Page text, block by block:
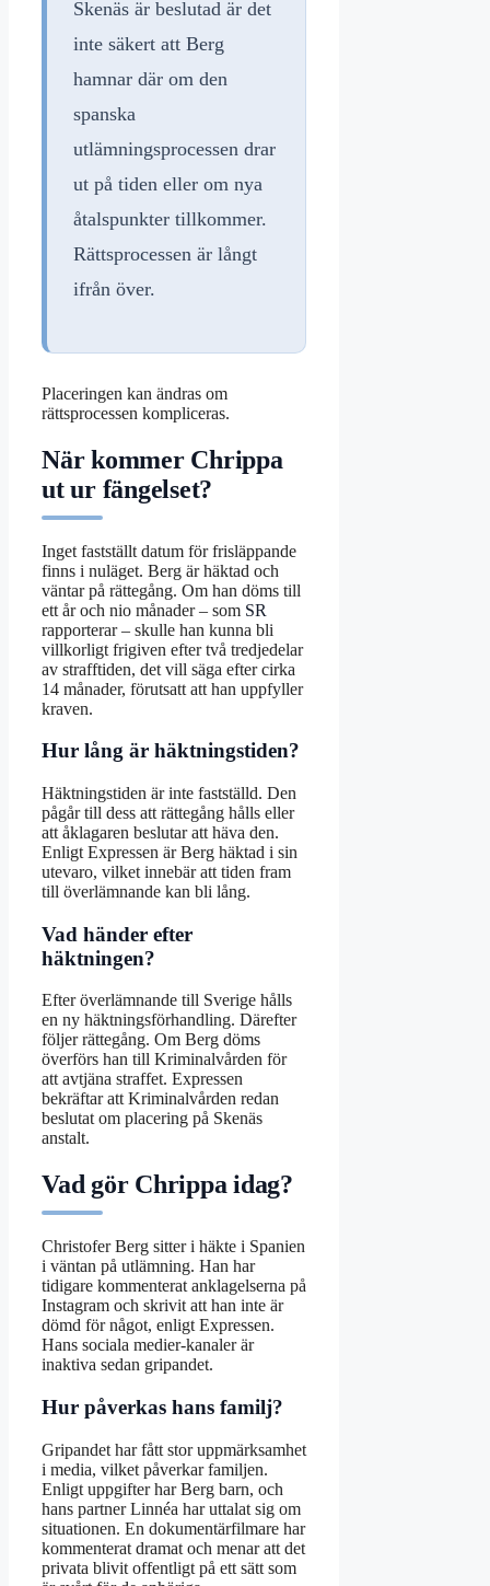
Skenäs är beslutad är det
inte säkert att Berg
hamnar där om den
spanska
utlämningsprocessen drar
ut på tiden eller om nya
åtalspunkter tillkommer.
Rättsprocessen är långt
ifrån över.
Placeringen kan ändras om
rättsprocessen kompliceras.
När kommer Chrippa
ut ur fängelset?
Inget fastställt datum för frisläppande
finns i nuläget. Berg är häktad och
väntar på rättegång. Om han döms till
ett år och nio månader – som SR
rapporterar – skulle han kunna bli
villkorligt frigiven efter två tredjedelar
av strafftiden, det vill säga efter cirka
14 månader, förutsatt att han uppfyller
kraven.
Hur lång är häktningstiden?
Häktningstiden är inte fastställd. Den
pågår till dess att rättegång hålls eller
att åklagaren beslutar att häva den.
Enligt Expressen är Berg häktad i sin
utevaro, vilket innebär att tiden fram
till överlämnande kan bli lång.
Vad händer efter
häktningen?
Efter överlämnande till Sverige hålls
en ny häktningsförhandling. Därefter
följer rättegång. Om Berg döms
överförs han till Kriminalvården för
att avtjäna straffet. Expressen
bekräftar att Kriminalvården redan
beslutat om placering på Skenäs
anstalt.
Vad gör Chrippa idag?
Christofer Berg sitter i häkte i Spanien
i väntan på utlämning. Han har
tidigare kommenterat anklagelserna på
Instagram och skrivit att han inte är
dömd för något, enligt Expressen.
Hans sociala medier-kanaler är
inaktiva sedan gripandet.
Hur påverkas hans familj?
Gripandet har fått stor uppmärksamhet
i media, vilket påverkar familjen.
Enligt uppgifter har Berg barn, och
hans partner Linnéa har uttalat sig om
situationen. En dokumentärfilmare har
kommenterat dramat och menar att det
privata blivit offentligt på ett sätt som